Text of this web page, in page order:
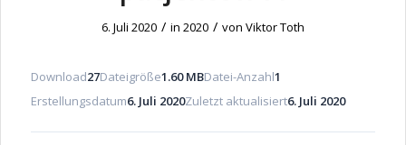
6. Juli 2020 / in 2020 / von Viktor Toth
Download27Dateigröße1.60 MBDatei-Anzahl1
Erstellungsdatum6. Juli 2020Zuletzt aktualisiert6. Juli 2020